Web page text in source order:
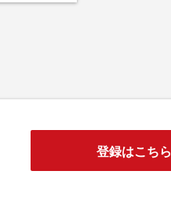
登録はこちら